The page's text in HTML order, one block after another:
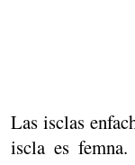
Las isclas
iscla es